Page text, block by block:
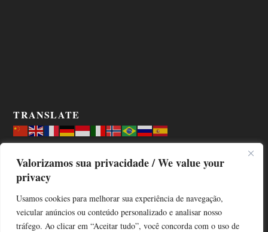
Valorizamos sua privacidade / We value your
privacy
Usamos cookies para melhorar sua experiência de navegação,
veicular anúncios ou conteúdo personalizado e analisar nosso
tráfego. Ao clicar em “Aceitar tudo”, você concorda com o uso de
TRANSLATE